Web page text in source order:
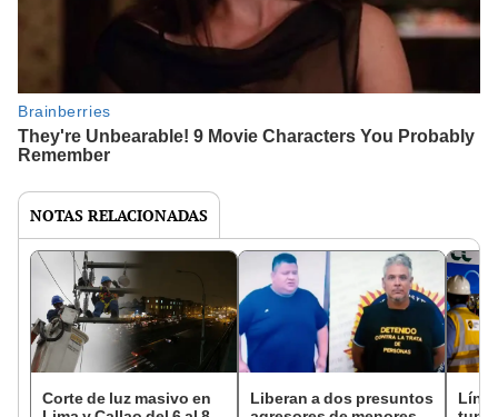
NOTAS RELACIONADAS
Corte de luz masivo en
Liberan a dos presuntos